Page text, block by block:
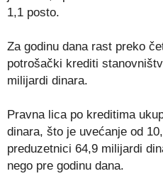
1,1 posto.
Za godinu dana rast preko
potrošački krediti
milijardi dinara.
Pravna lica po kreditima
dinara, što je uvećanje od
preduzetnici 64,9 milijardi
nego pre godinu dana.